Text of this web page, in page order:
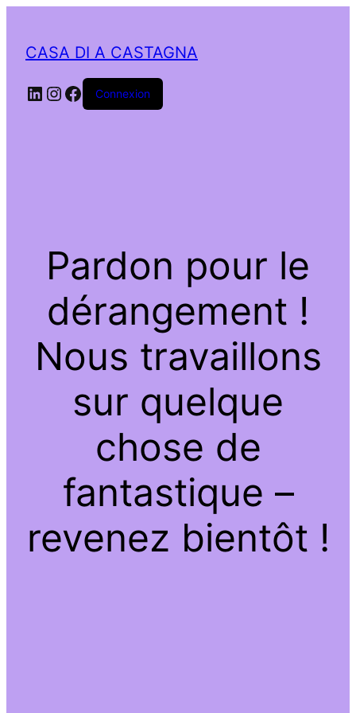
CASA DI A CASTAGNA
LinkedIn
Instagram
Facebook
Connexion
Pardon pour le
dérangement !
Nous travaillons
sur quelque
chose de
fantastique –
revenez bientôt !